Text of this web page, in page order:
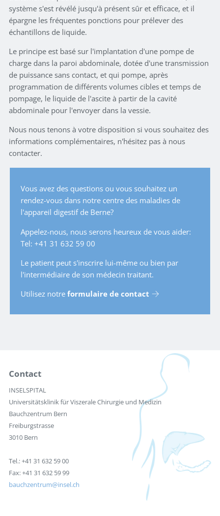
système s'est révélé jusqu'à présent sûr et efficace, et il
épargne les fréquentes ponctions pour prélever des
échantillons de liquide.
Le principe est basé sur l'implantation d'une pompe de
charge dans la paroi abdominale, dotée d'une transmission
de puissance sans contact, et qui pompe, après
programmation de différents volumes cibles et temps de
pompage, le liquide de l'ascite à partir de la cavité
abdominale pour l'envoyer dans la vessie.
Nous nous tenons à votre disposition si vous souhaitez des
informations complémentaires, n'hésitez pas à nous
contacter.
Vous avez des questions ou vous souhaitez un
rendez-vous dans notre centre des maladies de
l'appareil digestif de Berne?
Appelez-nous, nous serons heureux de vous aider:
Tel: +41 31 632 59 00
Le patient peut s'inscrire lui-même ou bien par
l'intermédiaire de son médecin traitant.
Utilisez notre formulaire de contact
Contact
INSELSPITAL
Universitätsklinik für Viszerale Chirurgie und Medizin
Bauchzentrum Bern
Freiburgstrasse
3010 Bern
Tel.: +41 31 632 59 00
Fax: +41 31 632 59 99
bauchzentrum
insel.ch